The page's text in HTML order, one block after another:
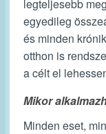
legteljesebb
egyedileg
és minden
otthon is
a célt el
Mikor
Minden eset,